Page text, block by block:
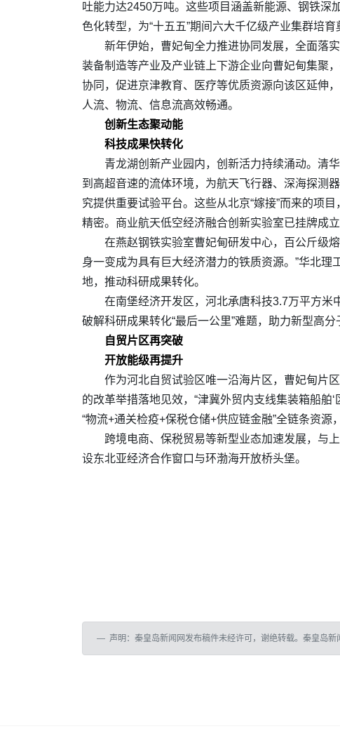
吐能力达2450万吨。这些项目涵盖新能源、钢铁深
色化转型，为“十五五”期间六大千亿级产业集群培育
新年伊始，曹妃甸全力推进协同发展，全面落
装备制造等产业及产业链上下游企业向曹妃甸集聚
协同，促进京津教育、医疗等优质资源向该区延伸
人流、物流、信息流高效畅通。
创新生态聚动能
科技成果快转化
青龙湖创新产业园内，创新活力持续涌动。清
到高超音速的流体环境，为航天飞行器、深海探测
究提供重要试验平台。这些从北京“嫁接”而来的项
精密。商业航天低空经济融合创新实验室已挂牌成
在燕赵钢铁实验室曹妃甸研发中心，百公斤级
身一变成为具有巨大经济潜力的铁质资源。”华北
地，推动科研成果转化。
在南堡经济开发区，河北承唐科技3.7万平方米
破解科研成果转化“最后一公里”难题，助力新型高
自贸片区再突破
开放能级再提升
作为河北自贸试验区唯一沿海片区，曹妃甸片
的改革举措落地见效，“津冀外贸内支线集装箱船舶
“物流+通关检疫+保税仓储+供应链金融”全链条资
跨境电商、保税贸易等新型业态加速发展，与
设东北亚经济合作窗口与环渤海开放桥头堡。
声明：秦皇岛新闻网发布稿件未经许可，谢绝转载。秦皇岛新